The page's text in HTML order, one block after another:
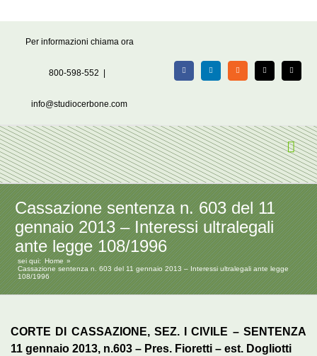
Per informazioni chiama ora
800-598-552
info@studiocerbone.com
FacebookLinkedIn Rss X Email
Cassazione sentenza n. 603 del 11
gennaio 2013 – Interessi ultralegali
ante legge 108/1996
sei qui:
Home
Cassazione sentenza n. 603 del 11 gennaio 2013 – Interessi ultralegali ante legge
108/1996
CORTE DI CASSAZIONE, SEZ. I CIVILE – SENTENZA
11 gennaio 2013, n.603 – Pres. Fioretti – est. Dogliotti